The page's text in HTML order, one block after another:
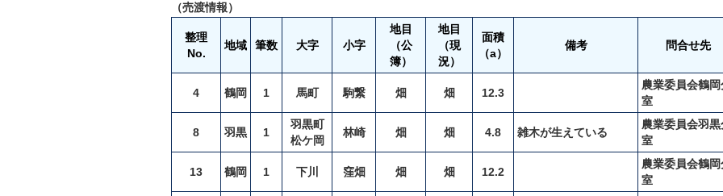
（売渡情報）
整理
No.
地域 筆数 大字 小字
地目
（公
簿）
地目
（現
況）
面積
（a）
備考 問合せ先
4 鶴岡 1 馬町 駒繋 畑 畑 12.3
農業委員会鶴岡
室
8 羽黒 1
羽黒町
松ケ岡
林崎 畑 畑 4.8 雑木が生えている
農業委員会羽黒
室
13 鶴岡 1 下川 窪畑 畑 畑 12.2
農業委員会鶴岡
室